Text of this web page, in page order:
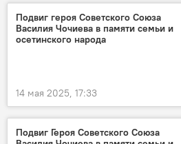
Подвиг героя Советского Союза
Василия Чочиева в памяти семьи и
осетинского народа
14 мая 2025, 17:33
Подвиг Героя Советского Союза